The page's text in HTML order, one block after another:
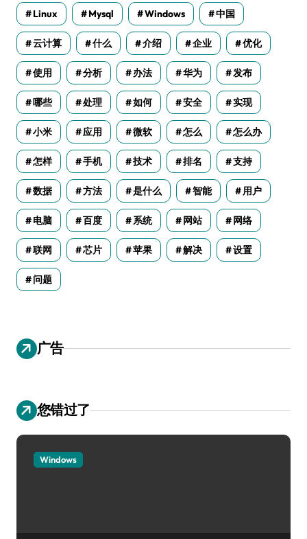
Linux Mysql Windows 中国
云计算 什么 介绍 企业 优化
使用 分析 办法 华为 发布
哪些 处理 如何 安全 实现
小米 应用 微软 怎么 怎么办
怎样 手机 技术 排名 支持
数据 方法 是什么 智能 用户
电脑 百度 系统 网站 网络
联网 芯片 苹果 解决 设置
问题
广告
您错过了
Windows